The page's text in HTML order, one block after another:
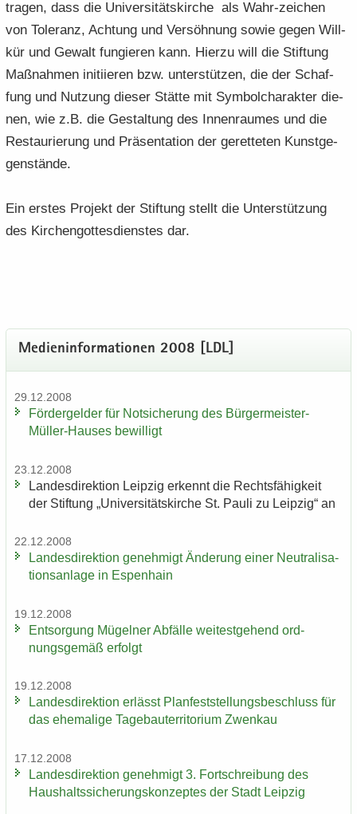
tra­gen, dass die Uni­ver­si­täts­kir­che als Wahr-​zeichen
von To­le­ranz, Ach­tung und Ver­söh­nung sowie gegen Will­
kür und Ge­walt fun­gie­ren kann. Hier­zu will die Stif­tung
Maß­nah­men in­iti­ie­ren bzw. un­ter­stüt­zen, die der Schaf­
fung und Nut­zung die­ser Stät­te mit Sym­bol­cha­rak­ter die­
nen, wie z.B. die Ge­stal­tung des In­nen­rau­mes und die
Re­stau­rie­rung und Prä­sen­ta­ti­on der ge­ret­te­ten Kunst­ge­
gen­stän­de.
Ein ers­tes Pro­jekt der Stif­tung stellt die Un­ter­stüt­zung
des Kir­chen­got­tes­diens­tes dar.
Me­di­en­in­for­ma­tio­nen 2008 [LDL]
29.12.2008
För­der­gel­der für Not­si­che­rung des Bürgermeister-​
Müller-Hauses be­wil­ligt
23.12.2008
Lan­des­di­rek­ti­on Leip­zig er­kennt die Rechts­fä­hig­keit
der Stif­tung „Uni­ver­si­täts­kir­che St. Pauli zu Leip­zig“ an
22.12.2008
Lan­des­di­rek­ti­on ge­neh­migt Än­de­rung einer Neu­tra­li­sa­
ti­ons­an­la­ge in Es­pen­hain
19.12.2008
Ent­sor­gung Mü­gel­ner Ab­fäl­le wei­test­ge­hend ord­
nungs­ge­mäß er­folgt
19.12.2008
Lan­des­di­rek­ti­on er­lässt Plan­fest­stel­lungs­be­schluss für
das ehe­ma­li­ge Ta­ge­bau­ter­ri­to­ri­um Zwenkau
17.12.2008
Lan­des­di­rek­ti­on ge­neh­migt 3. Fort­schrei­bung des
Haus­halts­si­che­rungs­kon­zep­tes der Stadt Leip­zig